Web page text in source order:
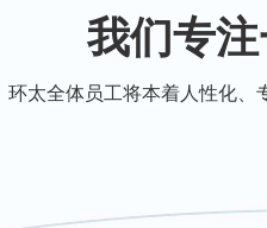
我们专
环太全体员工将本着人性化、